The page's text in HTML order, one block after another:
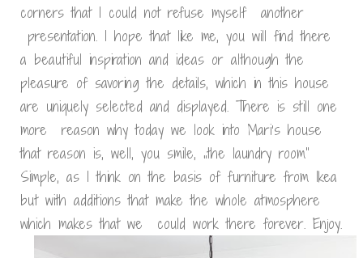
corners that I could not refuse myself another
presentation. I hope that like me, you will find there
a beautiful inspiration and ideas or although the
pleasure of savoring the details, which in this house
are uniquely selected and displayed. There is still one
more reason why today we look into Mari’s house
that reason is, well, you smile, „the laundry room”
Simple, as I think on the basis of furniture from Ikea
but with additions that make the whole atmosphere
which makes that we could work there forever. Enjoy.